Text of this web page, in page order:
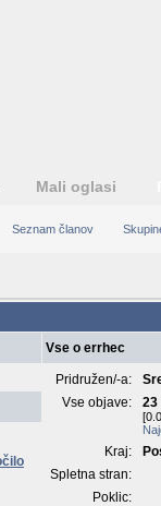
Mali oglasi
Seznam članov
Vse o errhec
Pridružen/-a:
Vse objave:
23
Kraj:
Spletna stran:
Poklic: